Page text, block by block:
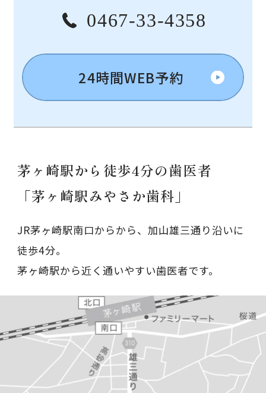
0467-33-4358
24時間WEB予約
茅ヶ崎駅から徒歩4分の歯医者
「茅ヶ崎駅みやさか歯科」
JR茅ヶ崎駅南口からから、加山雄三通り沿いに
徒歩4分。
茅ヶ崎駅から近く通いやすい歯医者です。